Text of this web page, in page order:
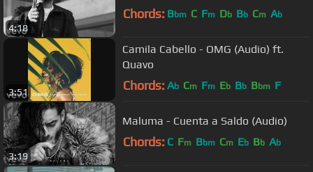
4:18
Chords: Bbm C Fm Db Bb Cm Ab
3:51
Camila Cabello - OMG (Audio) ft.
Quavo
Chords: Ab Cm Fm Eb Bb Bbm F
3:19
Maluma - Cuenta a Saldo (Audio)
Chords: C Fm Bbm Cm Eb Bb Ab